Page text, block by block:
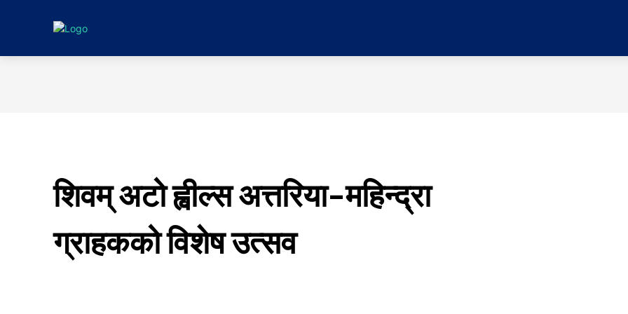
शिवम् अटो ह्वील्स अत्तरिया–महिन्द्रा
ग्राहकको विशेष उत्सव